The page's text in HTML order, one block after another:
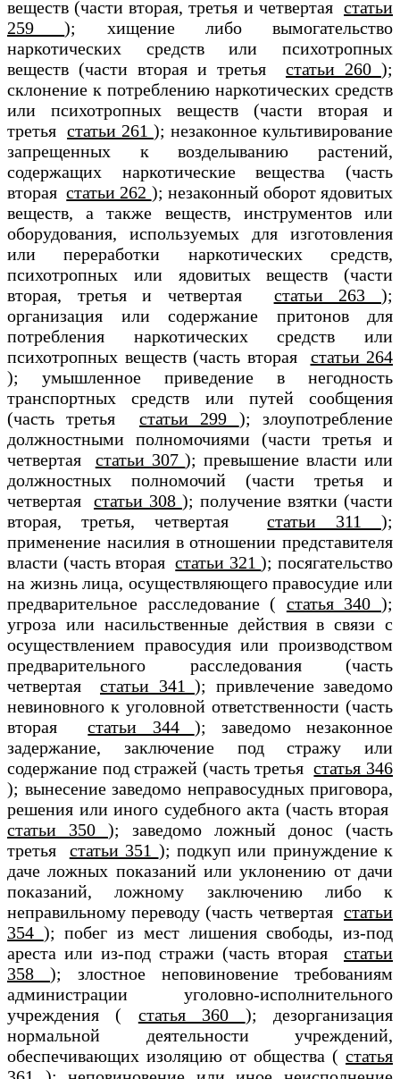
веществ (части вторая, третья и четвертая статьи
259); хищение либо вымогательство
наркотических средств или психотропных
веществ (части вторая и третья статьи 260 );
склонение к потреблению наркотических средств
или психотропных веществ (части вторая и
третья статьи 261 ); незаконное культивирование
запрещенных к возделыванию растений,
содержащих наркотические вещества (часть
втораястатьи 262 ); незаконный оборот ядовитых
веществ, а также веществ, инструментов или
оборудования, используемых для изготовления
или переработки наркотических средств,
психотропных или ядовитых веществ (части
вторая, третья и четвертая статьи 263);
организация или содержание притонов для
потребления наркотических средств или
психотропных веществ (часть вторая статьи 264
); умышленное приведение в негодность
транспортных средств или путей сообщения
(часть третья статьи 299 ); злоупотребление
должностными полномочиями (части третья и
четвертая статьи 307); превышение власти или
должностных полномочий (части третья и
четвертая статьи 308 ); получение взятки (части
вторая, третья, четвертаястатьи 311);
применение насилия в отношении представителя
власти (часть втораястатьи 321); посягательство
на жизнь лица, осуществляющего правосудие или
предварительное расследование ( статья 340);
угроза или насильственные действия в связи с
осуществлением правосудия или производством
предварительного расследования (часть
четвертая статьи 341 ); привлечение заведомо
невиновного к уголовной ответственности (часть
втораястатьи 344 ); заведомо незаконное
задержание, заключение под стражу или
содержание под стражей (часть третьястатья 346
); вынесение заведомо неправосудных приговора,
решения или иного судебного акта (часть вторая
статьи 350 ); заведомо ложный донос (часть
третья статьи 351 ); подкуп или принуждение к
даче ложных показаний или уклонению от дачи
показаний, ложному заключению либо к
неправильному переводу (часть четвертая статьи
354 ); побег из мест лишения свободы, из-под
ареста или из-под стражи (часть вторая статьи
358 ); злостное неповиновение требованиям
администрации уголовно-исполнительного
учреждения ( статья 360 ); дезорганизация
нормальной деятельности учреждений,
обеспечивающих изоляцию от общества ( статья